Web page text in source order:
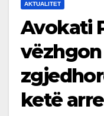
AKTUALITET
Avokati
ketë